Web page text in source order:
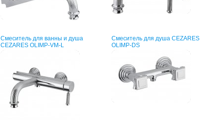
Смеситель для ванны и душа
CEZARES OLIMP-VM-L
Смеситель для душа CEZARES
OLIMP-DS